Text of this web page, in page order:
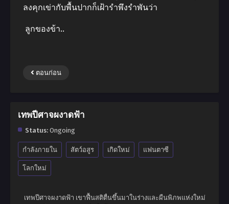
ลงคุกเข่ากับพื้นปากก็เฝ้ารําพึงรําพันว่า
ลูกของข้า..
ตอนก่อน
เทพปีศาจผงาดฟ้า
Status: Ongoing
กำลังภายใน สัตว์อสูร เกิดใหม่ แฟนตาซี
โลกใหม่
เทพปีศาจผงาดฟ้า เขาฟื้นสติตื่นขึ้นมาในร่างและผืนพิภพแห่งใหม่